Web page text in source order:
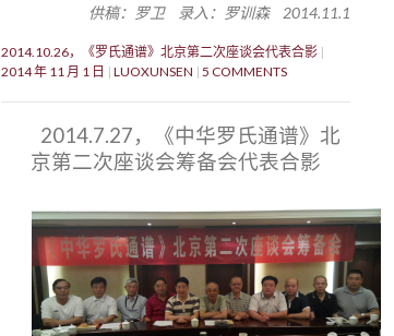
供稿：罗卫 录入：罗训森 2014.11.1
2014.10.26，《罗氏通谱》北京第二次座谈会代表合影
2014 年 11 月 1 日
LUOXUNSEN 5 COMMENTS
2014.7.27，《中华罗氏通谱》北
京第二次座谈会筹备会代表合影